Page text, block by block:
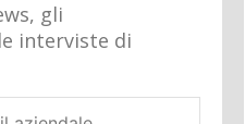
gli
interviste di